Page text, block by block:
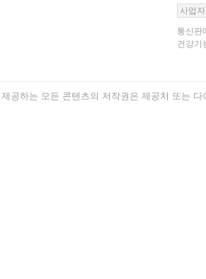
사업
통신판
건강기
공하는 모든 콘텐츠의 저작권은 제공처 또는